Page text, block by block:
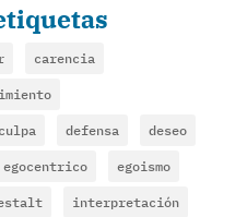
carencia
culpa defensa deseo
egocentrico egoismo
interpretación